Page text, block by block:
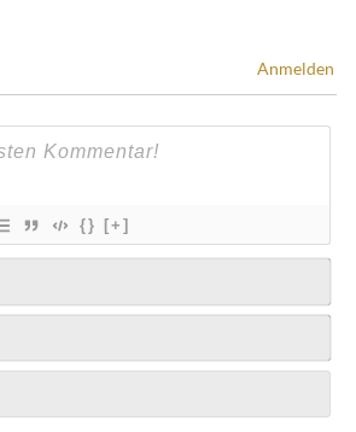
Anmelden
{} [+]